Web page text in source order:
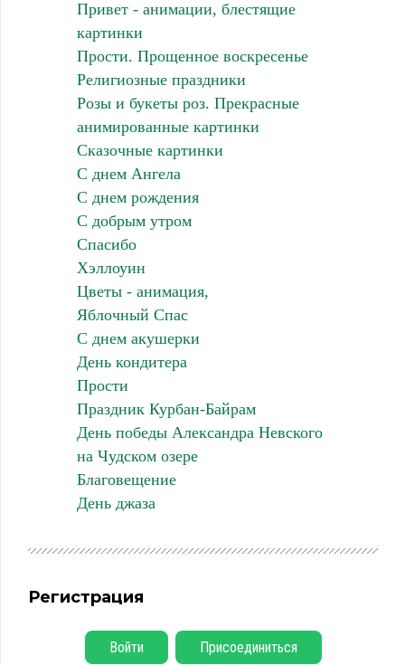
Привет - анимации, блестящие
картинки
Прости. Прощенное воскресенье
Религиозные праздники
Розы и букеты роз. Прекрасные
анимированные картинки
Сказочные картинки
С днем Ангела
С днем рождения
С добрым утром
Спасибо
Хэллоуин
Цветы - анимация,
Яблочный Спас
С днем акушерки
День кондитера
Прости
Праздник Курбан-Байрам
День победы Александра Невского
на Чудском озере
Благовещение
День джаза
Регистрация
Войти Присоединиться